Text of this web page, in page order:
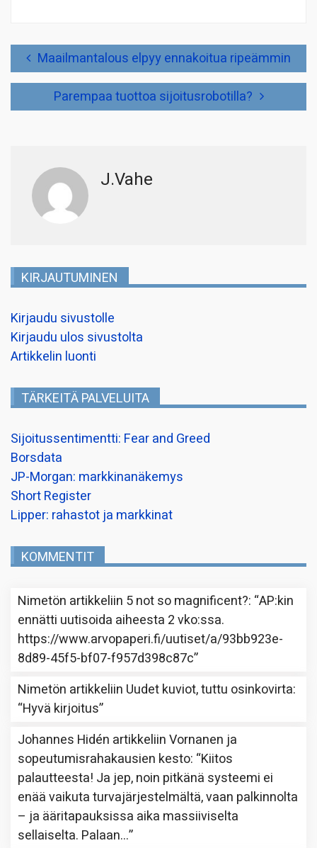
Artikkelien
selausMaailmantalous elpyy ennakoitua ripeämmin
Parempaa tuottoa sijoitusrobotilla?
J.Vahe
KIRJAUTUMINEN
Kirjaudu sivustolle
Kirjaudu ulos sivustolta
Artikkelin luonti
TÄRKEITÄ PALVELUITA
Sijoitussentimentti: Fear and Greed
Borsdata
JP-Morgan: markkinanäkemys
Short Register
Lipper: rahastot ja markkinat
KOMMENTIT
Nimetön artikkeliin 5 not so magnificent?: “AP:kin
ennätti uutisoida aiheesta 2 vko:ssa.
https://www.arvopaperi.fi/uutiset/a/93bb923e-
8d89-45f5-bf07-f957d398c87c”
Nimetön artikkeliin Uudet kuviot, tuttu osinkovirta:
“Hyvä kirjoitus”
Johannes Hidén artikkeliinVornanen ja
sopeutumisrahakausien kesto: “Kiitos
palautteesta! Ja jep, noin pitkänä systeemi ei
enää vaikuta turvajärjestelmältä, vaan palkinnolta
– ja ääritapauksissa aika massiiviselta
sellaiselta. Palaan…”